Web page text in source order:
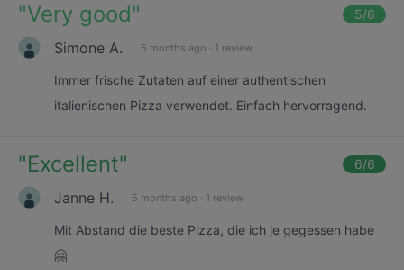
"Very good" 5/6
Simone A. 5 months ago · 1 review
Immer frische Zutaten auf einer authentischen
italienischen Pizza verwendet. Einfach hervorragend.
"Excellent" 6/6
Janne H. 5 months ago · 1 review
Mit Abstand die beste Pizza, die ich je gegessen habe
🤗